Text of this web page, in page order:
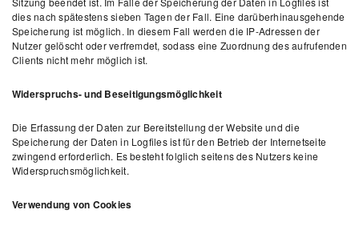
dies nach spätestens sieben Tagen der Fall. Eine darüberhinausgehende
Speicherung ist möglich. In diesem Fall werden die IP-Adressen der
Nutzer gelöscht oder verfremdet, sodass eine Zuordnung des aufrufenden
Clients nicht mehr möglich ist.
Widerspruchs- und Beseitigungsmöglichkeit
Die Erfassung der Daten zur Bereitstellung der Website und die
Speicherung der Daten in Logfiles ist für den Betrieb der Internetseite
zwingend erforderlich. Es besteht folglich seitens des Nutzers keine
Widerspruchsmöglichkeit.
Verwendung von Cookies